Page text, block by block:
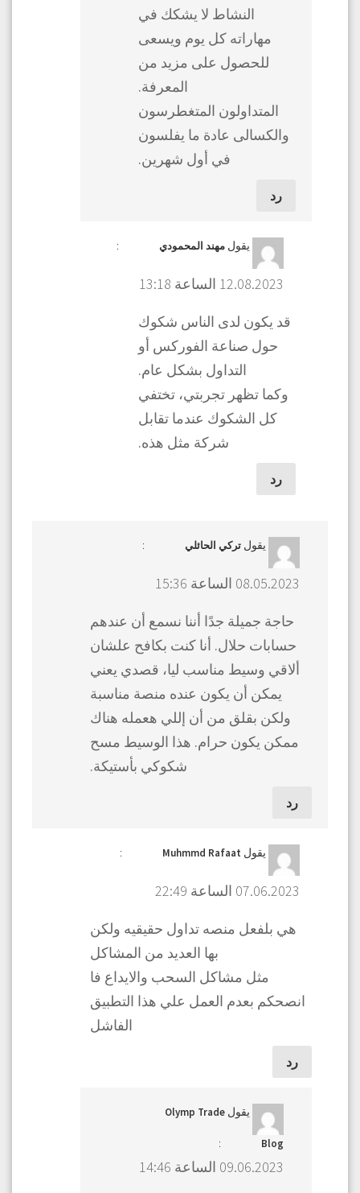
النشاط لا يشكك في
مهاراته كل يوم ويسعى
للحصول على مزيد من
المعرفة.
المتداولون المتغطرسون
والكسالى عادة ما يفلسون
في أول شهرين.
رد
يقول مهند المحمودي :
12.08.2023 الساعة 13:18
قد يكون لدى الناس شكوك
حول صناعة الفوركس أو
التداول بشكل عام.
وكما تظهر تجربتي، تختفي
كل الشكوك عندما تقابل
شركة مثل هذه.
رد
يقول تركي الحائلي :
08.05.2023 الساعة 15:36
حاجة جميلة جدًا أننا نسمع أن عندهم
حسابات حلال. أنا كنت بكافح علشان
ألاقي وسيط مناسب ليا، قصدي يعني
يمكن أن يكون عنده منصة مناسبة
ولكن بقلق من أن إللي هعمله هناك
ممكن يكون حرام. هذا الوسيط مسح
شكوكي بأستيكة.
رد
يقول Muhmmd Rafaat
:
07.06.2023 الساعة 22:49
هي بلفعل منصه تداول حقيقيه ولكن
بها العديد من المشاكل
مثل مشاكل السحب والايداع فا
انصحكم بعدم العمل علي هذا التطبيق
الفاشل
رد
يقول Olymp Trade
Blog
:
09.06.2023 الساعة 14:46